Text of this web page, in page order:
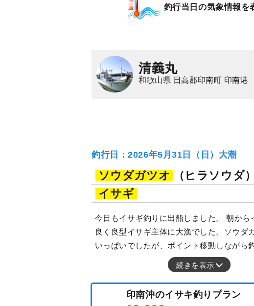
マダイ
釣行当日の気象情報を
清義丸
和歌山県 日高郡印南町 印南港
釣行日：2026年5月31日（日）大潮
ソウダガツオ
（ヒラソウダ）
イサギ
今日もイサギ釣りに出船しました。 朝から
良く良型イサギ主体に大漁でした。ソウダ
いっぱいでしたが、ポイント移動しながら
続きを表示